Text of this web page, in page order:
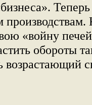
Теперь
«войну
обороты
возрастающий